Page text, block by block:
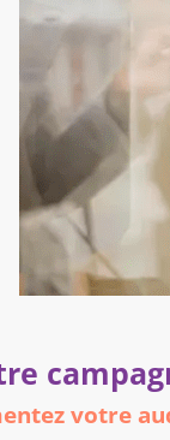
votre